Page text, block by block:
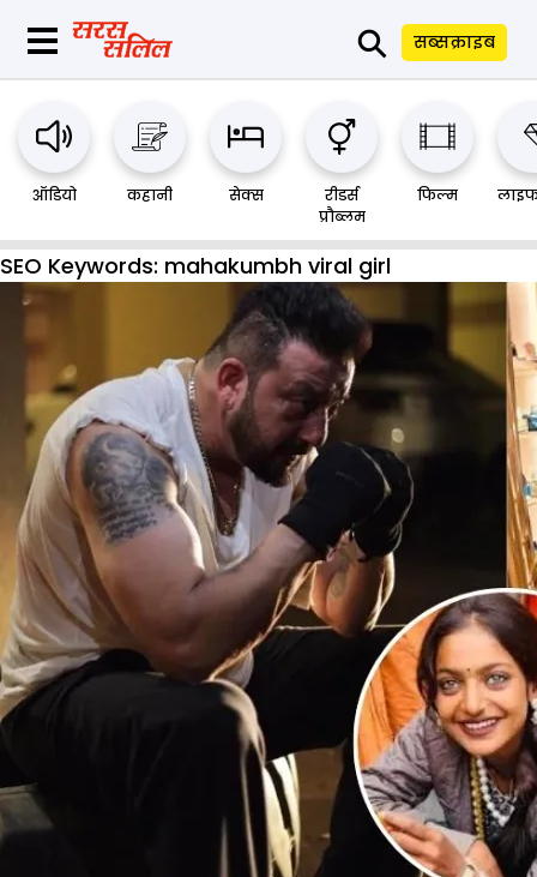
⚲ सब्सक्राइब
ऑडियो कहानी सेक्स
रीडर्स
प्रौब्लम
फिल्म
SEO Keywords: mahakumbh viral girl